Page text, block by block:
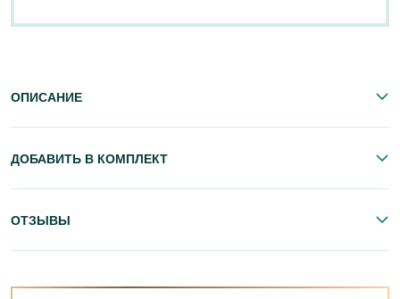
ОПИСАНИЕ
ДОБАВИТЬ В КОМПЛЕКТ
ОТЗЫВЫ